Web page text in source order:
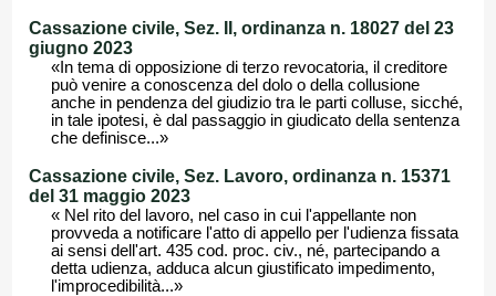
Cassazione civile, Sez. II, ordinanza n. 18027 del 23
giugno 2023
«In tema di opposizione di terzo revocatoria, il creditore
può venire a conoscenza del dolo o della collusione
anche in pendenza del giudizio tra le parti colluse, sicché,
in tale ipotesi, è dal passaggio in giudicato della sentenza
che definisce...»
Cassazione civile, Sez. Lavoro, ordinanza n. 15371
del 31 maggio 2023
« Nel rito del lavoro, nel caso in cui l'appellante non
provveda a notificare l'atto di appello per l'udienza fissata
ai sensi dell'art. 435 cod. proc. civ., né, partecipando a
detta udienza, adduca alcun giustificato impedimento,
l'improcedibilità...»